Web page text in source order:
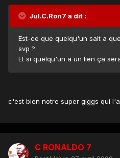
Jul.C.Ron7 a dit :
Est-ce que quelqu'un sait a
svp ?
Et si quelqu'un a un lien ça
c'est bien notre super giggs qui
C RONALDO 7